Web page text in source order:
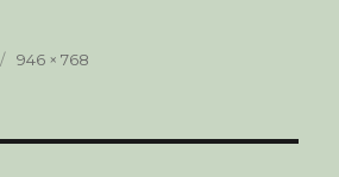
Full
946 × 768